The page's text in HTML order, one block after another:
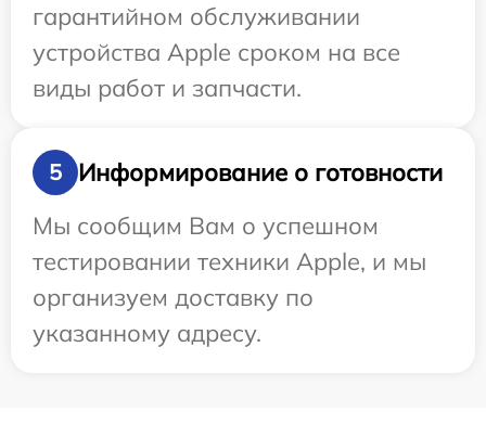
гарантийном обслуживании
устройства Apple сроком на все
виды работ и запчасти.
5
Информирование о готовности
Мы сообщим Вам о успешном
тестировании техники Apple, и мы
организуем доставку по
указанному адресу.